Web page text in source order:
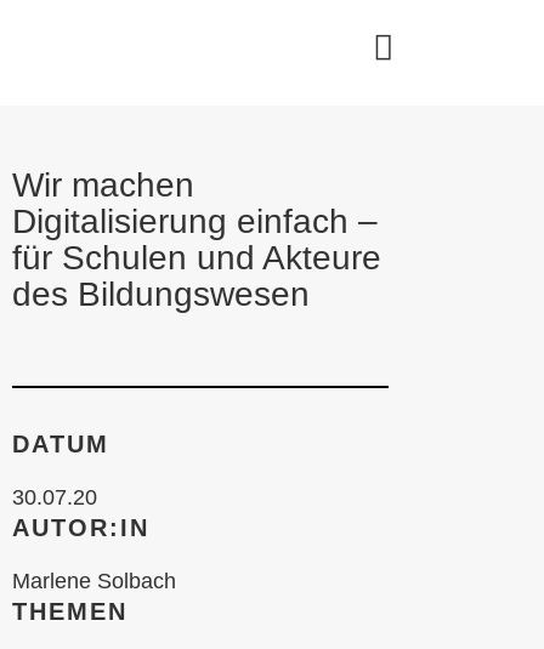
Wir machen
Digitalisierung einfach –
für Schulen und Akteure
des Bildungswesen
DATUM
30.07.20
AUTOR:IN
Marlene Solbach
THEMEN